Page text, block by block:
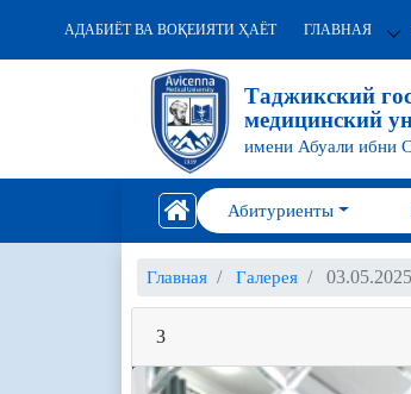
АДАБИЁТ ВА ВОҚЕИЯТИ ҲАЁТ ГЛАВНАЯ
Таджикский
медицинский
имени Абуали ибни
Абитуриенты
Главная Галерея 03.05.2025
3